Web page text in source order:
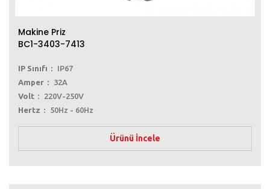
Makine Priz
BC1-3403-7413
IP Sınıfı
IP67
Amper
32A
Volt
220V-250V
Hertz
50Hz - 60Hz
Ürünü İncele